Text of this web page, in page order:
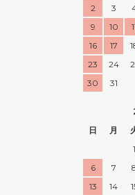
2
3
9
10
16
17
23
24
30
31
日
月
1
6
7
13
14